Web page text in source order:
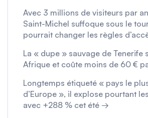
Avec 3 millions de visiteurs par
Saint-Michel suffoque sous le
pourrait changer les règles
La « dupe » sauvage de Tenerife
Afrique et coûte moins de 60 €
Longtemps étiqueté « pays le
d’Europe », il explose pourtant
avec +288 % cet été →